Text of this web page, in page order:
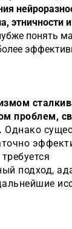
этничности
понять
проблем,
Однако
подход,